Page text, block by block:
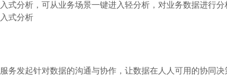
式分析，可从业务场景一键进入轻分析，对业务数据进行
式分析
务发起针对数据的沟通与协作，让数据在人人可用的协同决